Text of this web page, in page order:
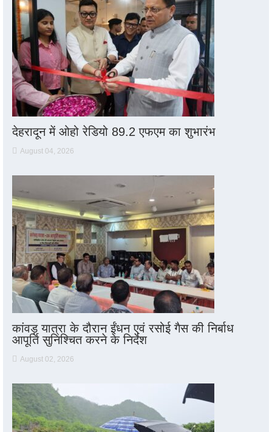
देहरादून में ओहो रेडियो 89.2 एफएम का शुभारंभ
August 04, 2026
कांवड़ यात्रा के दौरान ईंधन एवं रसोई गैस की निर्बाध
आपूर्ति सुनिश्चित करने के निर्देश
August 02, 2026